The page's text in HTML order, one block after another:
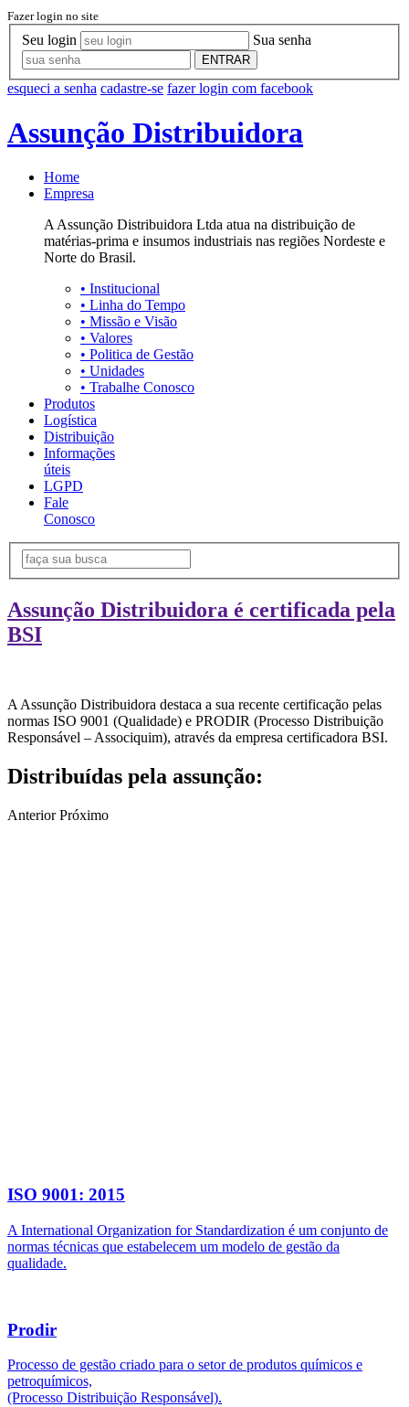
Fazer login no site
Seu login Sua senha
ENTRAR
esqueci a senha cadastre-se fazer login com facebook
Assunção Distribuidora
Home
Empresa
A Assunção Distribuidora Ltda atua na distribuição de
matérias-prima e insumos industriais nas regiões Nordeste e
Norte do Brasil.
• Institucional
• Linha do Tempo
• Missão e Visão
• Valores
• Politica de Gestão
• Unidades
• Trabalhe Conosco
Produtos
Logística
Distribuição
Informações
úteis
LGPD
Fale
Conosco
Assunção Distribuidora é certificada pela
BSI
A Assunção Distribuidora destaca a sua recente certificação pelas
normas ISO 9001 (Qualidade) e PRODIR (Processo Distribuição
Responsável – Associquim), através da empresa certificadora BSI.
Distribuídas pela assunção:
Anterior Próximo
ISO 9001: 2015
A International Organization for Standardization é um conjunto de
normas técnicas que estabelecem um modelo de gestão da
qualidade.
Prodir
Processo de gestão criado para o setor de produtos químicos e
petroquímicos,
(Processo Distribuição Responsável).